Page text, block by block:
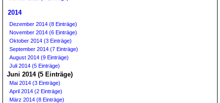
2014
Dezember 2014 (8 Einträge)
November 2014 (6 Einträge)
Oktober 2014 (3 Einträge)
September 2014 (7 Einträge)
August 2014 (9 Einträge)
Juli 2014 (5 Einträge)
Juni 2014 (5 Einträge)
Mai 2014 (3 Einträge)
April 2014 (2 Einträge)
März 2014 (8 Einträge)